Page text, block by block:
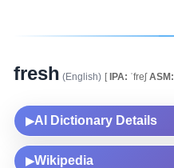
fresh (English) [IPA: ˈfreʃASM:
▶AI Dictionary Details
▶Wikipedia